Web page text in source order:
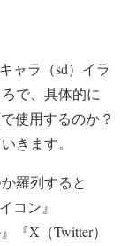
ャラ（sd）イラ
で、具体的に
使用するのか？
きます。
羅列すると
コン』
『X（Twitter）